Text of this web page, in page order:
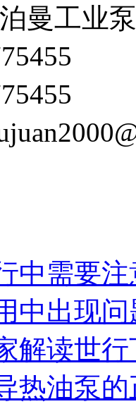
曼工业
中需要
中出现
解读世
热油泵